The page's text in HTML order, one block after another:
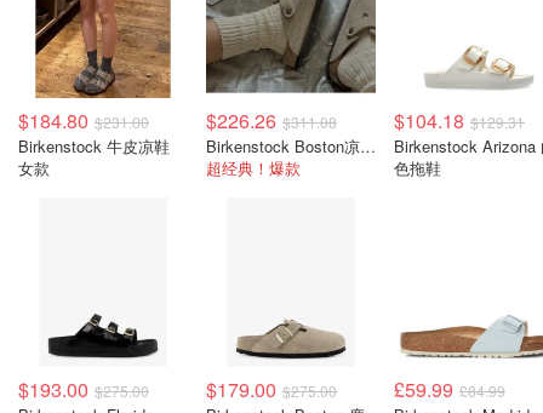
$184.80 $231.00
Birkenstock 牛皮凉鞋
女款
$226.26 $311.08
Birkenstock Boston凉鞋 高圆圆同款
超经典！爆款
$104.18 $129.31
Birkenstock Arizona
色拖鞋
$193.00 $275.00 $179.00 $275.00 £59.99 £84.99